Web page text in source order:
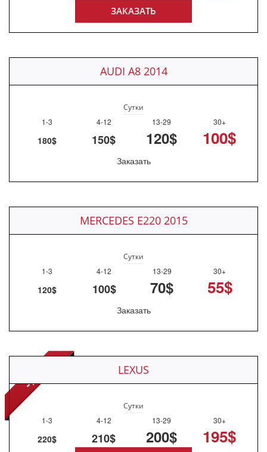
ЗАКАЗАТЬ
AUDI A8 2014
Сутки
1-3
4-12 13-29 30+
180$ 150$ 120$ 100$
Заказать
MERCEDES E220 2015
Сутки
1-3
4-12 13-29 30+
120$ 100$ 70$ 55$
Заказать
LEXUS
Сутки
1-3
4-12 13-29 30+
220$ 210$ 200$ 195$